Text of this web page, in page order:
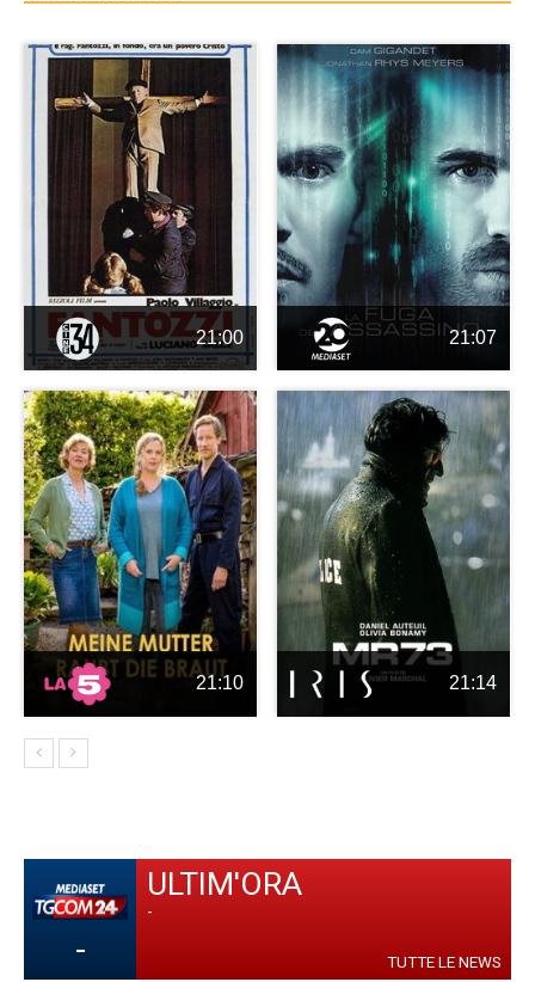
21:00 21:07
21:10 21:14
-
ULTIM'ORA
-
TUTTE LE NEWS